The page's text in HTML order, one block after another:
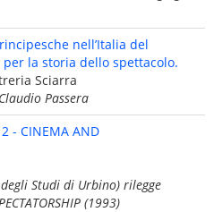
nell’Italia del
la storia dello spettacolo.
Sciarra
Passera
2 - CINEMA AND
Studi di Urbino) rilegge
(1993)